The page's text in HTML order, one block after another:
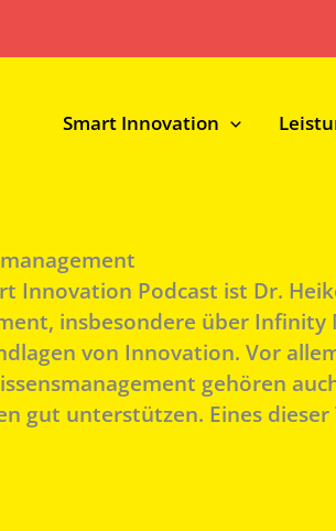
Smart Innovation
Innovation Podcast ist Dr.
insbesondere über Infinity
von Innovation. Vor
gehören
gut unterstützen. Eines